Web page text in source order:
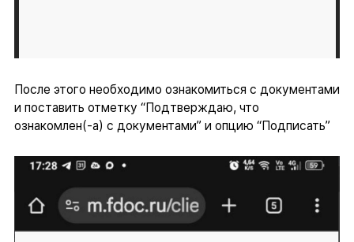
После этого необходимо ознакомиться с документами
и поставить отметку “Подтверждаю, что
ознакомлен(-а) с документами” и опцию “Подписать”